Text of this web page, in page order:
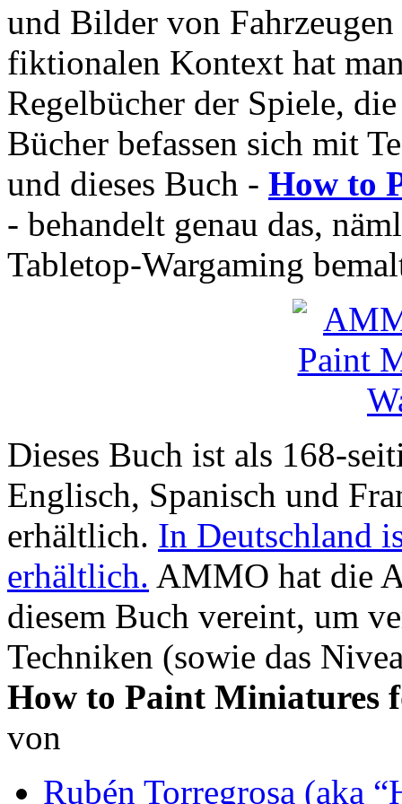
und Bilder von
fiktionalen Kontext hat
Regelbücher der Spiele,
Bücher befassen sich mit
und dieses Buch - How to
- behandelt genau das,
Tabletop-Wargaming
Dieses Buch ist als 168-
Englisch, Spanisch und
erhältlich. In Deutschland
erhältlich. AMMO hat die
diesem Buch vereint, um
Techniken (sowie das
How to Paint Miniatures
von
Rubén Torregrosa (aka